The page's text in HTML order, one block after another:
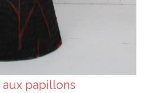
papillons